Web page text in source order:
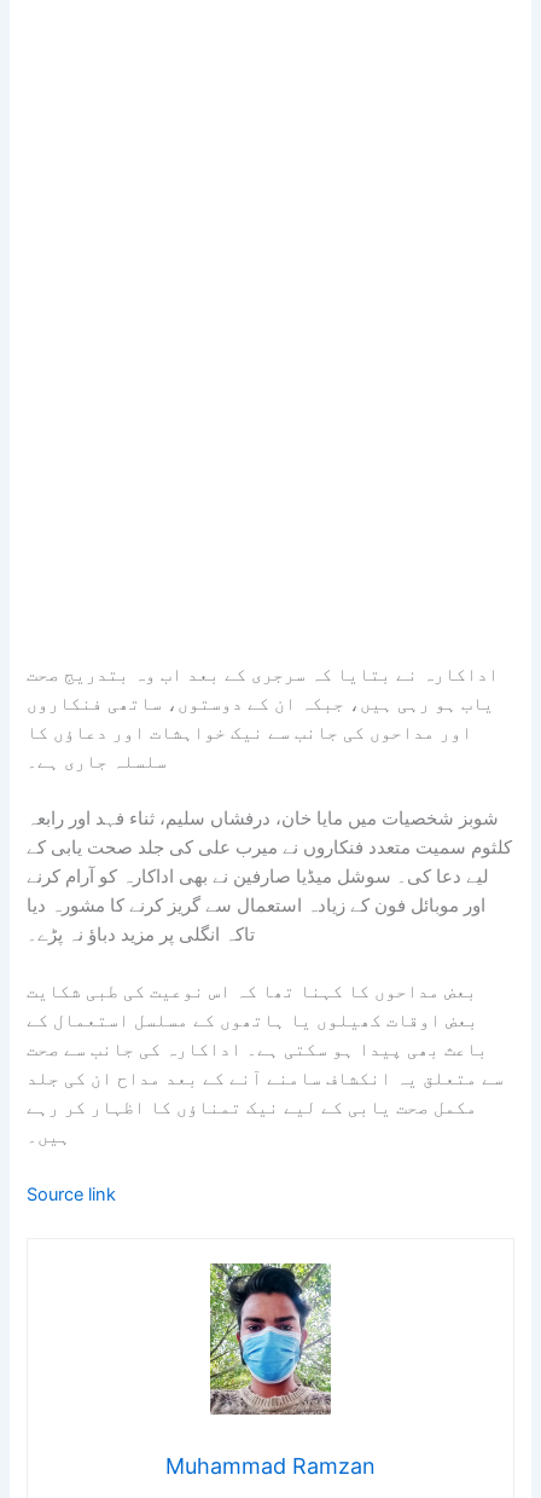
اداکارہ نے بتایا کہ سرجری کے بعد اب وہ بتدریج صحت
یاب ہو رہی ہیں، جبکہ ان کے دوستوں، ساتھی فنکاروں
اور مداحوں کی جانب سے نیک خواہشات اور دعاؤں کا
سلسلہ جاری ہے۔
شوبز شخصیات میں مایا خان، درفشاں سلیم، ثناء فہد اور رابعہ
کلثوم سمیت متعدد فنکاروں نے میرب علی کی جلد صحت یابی کے
لیے دعا کی۔ سوشل میڈیا صارفین نے بھی اداکارہ کو آرام کرنے
اور موبائل فون کے زیادہ استعمال سے گریز کرنے کا مشورہ دیا
تاکہ انگلی پر مزید دباؤ نہ پڑے۔
بعض مداحوں کا کہنا تھا کہ اس نوعیت کی طبی شکایت
بعض اوقات کھیلوں یا ہاتھوں کے مسلسل استعمال کے
باعث بھی پیدا ہو سکتی ہے۔ اداکارہ کی جانب سے صحت
سے متعلق یہ انکشاف سامنے آنے کے بعد مداح ان کی جلد
مکمل صحت یابی کے لیے نیک تمناؤں کا اظہار کر رہے
ہیں۔
Source link
Muhammad Ramzan